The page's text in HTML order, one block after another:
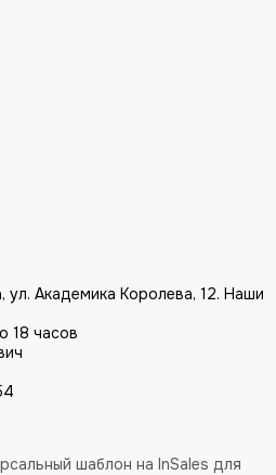
ул. Академика Королева, 12. Наши
18 часов
шаблон на InSales для